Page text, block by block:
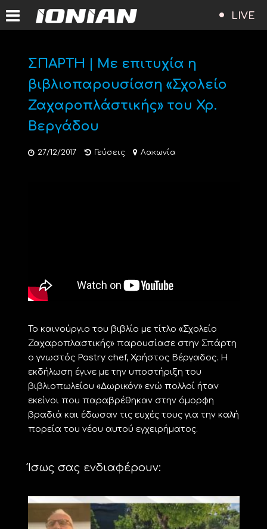
LIVE
ΣΠΑΡΤΗ | Με επιτυχία η
βιβλιοπαρουσίαση «Σχολείο
Ζαχαροπλάστικής» του Χρ.
Βεργάδου
27/12/2017 Γεύσεις Λακωνία
Το καινούργιο του βιβλίο με τίτλο «Σχολείο
Ζαχαροπλαστικής» παρουσίασε στην Σπάρτη
ο γνωστός Pastry chef, Χρήστος Βέργαδος. Η
εκδήλωση έγινε με την υποστήριξη του
βιβλιοπωλείου «Δωρικόν» ενώ πολλοί ήταν
εκείνοι που παραβρέθηκαν στην όμορφη
βραδιά και έδωσαν τις ευχές τους για την καλή
πορεία του νέου αυτού εγχειρήματος.
Ίσως σας ενδιαφέρουν: